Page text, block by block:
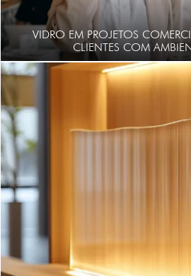
VIDRO EM PROJETOS
CLIENTES COM